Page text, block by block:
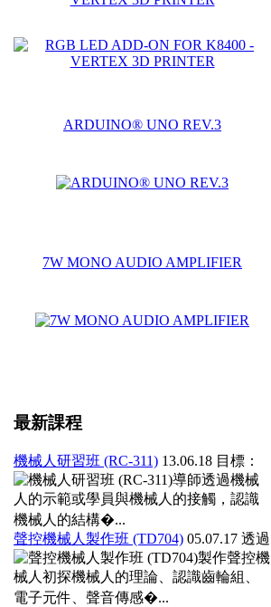
ARDUINO® UNO REV.3
7W MONO AUDIO AMPLIFIER
最新課程
機械人研習班 (RC-311) 13.06.18 目標：
導師透過機械
人的示範或學員與機械人的接觸，認識
機械人的結構�...
聲控機械人製作班 (TD704) 05.07.17 透過
製作聲控機
械人初探機械人的理論、認識齒輪組、
電子元件、聲音傳感�...